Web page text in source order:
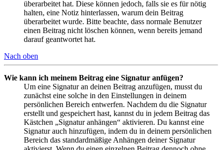
überarbeitet hat. Diese können jedoch, falls sie es für nötig
halten, eine Notiz hinterlassen, warum dein Beitrag
überarbeitet wurde. Bitte beachte, dass normale Benutzer
einen Beitrag nicht löschen können, wenn bereits jemand
darauf geantwortet hat.
Nach oben
Wie kann ich meinem Beitrag eine Signatur anfügen?
Um eine Signatur an deinen Beitrag anzufügen, musst du
zunächst eine solche in den Einstellungen in deinem
persönlichen Bereich entwerfen. Nachdem du die Signatur
erstellt und gespeichert hast, kannst du in jedem Beitrag das
Kästchen „Signatur anhängen“ aktivieren. Du kannst eine
Signatur auch hinzufügen, indem du in deinem persönlichen
Bereich das standardmäßige Anhängen deiner Signatur